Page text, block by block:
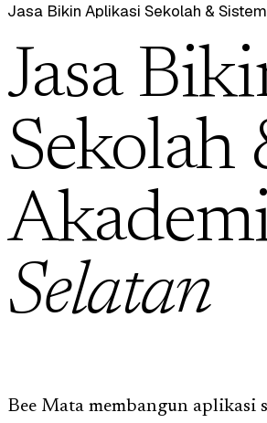
Jasa Bikin Aplikasi Sekolah &
Jasa
Sekolah
Selatan
Bee Mata membangun aplikasi